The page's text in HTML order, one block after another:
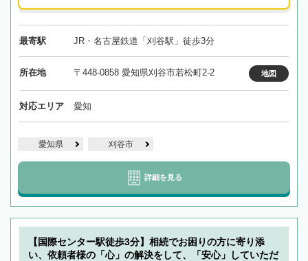
最寄駅 JR・名古屋鉄道「刈谷駅」徒歩3分
所在地 〒448-0858 愛知県刈谷市若松町2-2 地図
対応エリア 愛知
愛知県 刈谷市
詳細を見る
【国際センター駅徒歩3分】相続でお困りの方に寄り添
い、依頼者様の「心」の解決をして、「安心」していただ